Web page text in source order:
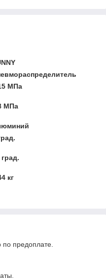
МПа
МПа
град.
кг
по предоплате.